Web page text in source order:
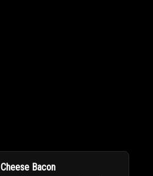
Cheese Bacon